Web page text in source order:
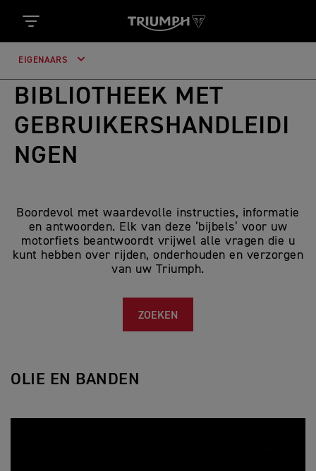
EIGENAARS
BIBLIOTHEEK MET
GEBRUIKERSHANDLEIDI
NGEN
Boordevol met waardevolle instructies, informatie
en antwoorden. Elk van deze ‘bijbels’ voor uw
motorfiets beantwoordt vrijwel alle vragen die u
kunt hebben over rijden, onderhouden en verzorgen
van uw Triumph.
ZOEKEN
OLIE EN BANDEN